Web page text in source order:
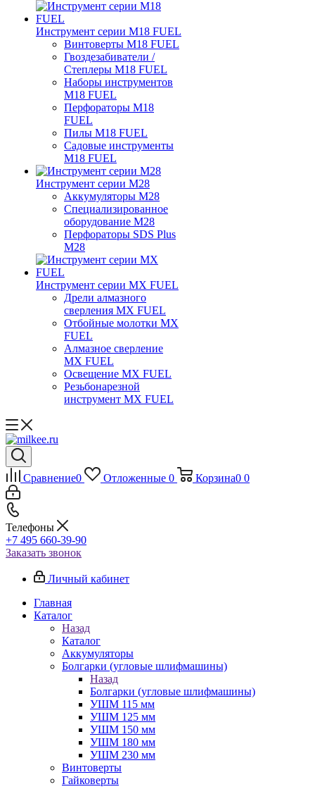
Инструмент серии M18 FUEL
Винтоверты M18 FUEL
Гвоздезабиватели /
Степлеры M18 FUEL
Наборы инструментов
M18 FUEL
Перфораторы M18
FUEL
Пилы M18 FUEL
Садовые инструменты
M18 FUEL
Инструмент серии M28
Аккумуляторы M28
Специализированное
оборудование M28
Перфораторы SDS Plus
M28
Инструмент серии MX FUEL
Дрели алмазного
сверления MX FUEL
Отбойные молотки MX
FUEL
Алмазное сверление
MX FUEL
Освещение MX FUEL
Резьбонарезной
инструмент MX FUEL
Сравнение0 Отложенные 0 Корзина0 0
Телефоны
+7 495 660-39-90
Заказать звонок
Личный кабинет
Главная
Каталог
Назад
Каталог
Аккумуляторы
Болгарки (угловые шлифмашины)
Назад
Болгарки (угловые шлифмашины)
УШМ 115 мм
УШМ 125 мм
УШМ 150 мм
УШМ 180 мм
УШМ 230 мм
Винтоверты
Гайковерты